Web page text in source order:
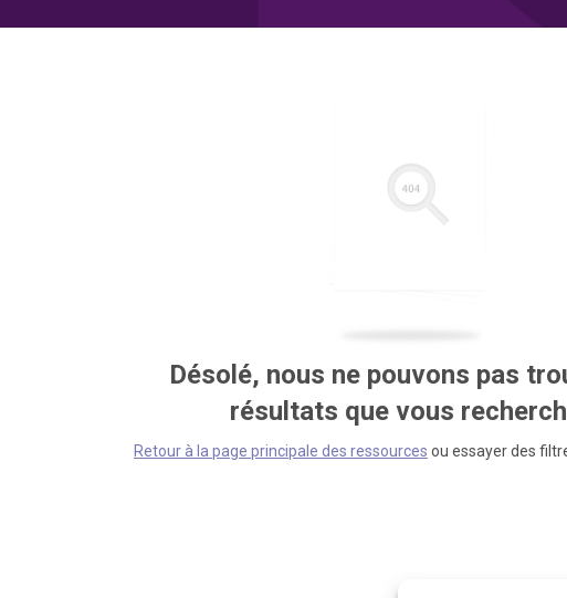
Désolé, nous ne pouvons pas
résultats que vous
Retour à la page principale des ressources ou essayer des